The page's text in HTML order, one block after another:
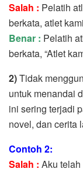
Salah : Pelatih
berkata, atlet
Benar : Pelatih
berkata, “Atlet
2)Tidak
untuk menandai
ini sering terjadi
novel, dan cerita
Contoh 2:
Salah : Aku